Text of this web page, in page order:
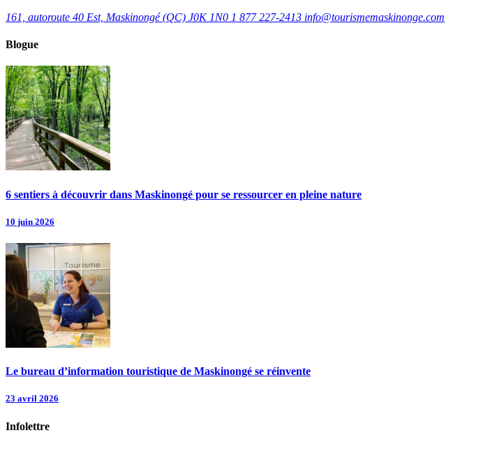
161, autoroute 40 Est, Maskinongé (QC) J0K 1N0 1 877 227-2413 info@tourismemaskinonge.com
Blogue
6 sentiers à découvrir dans Maskinongé pour se ressourcer en pleine nature
10 juin 2026
Le bureau d’information touristique de Maskinongé se réinvente
23 avril 2026
Infolettre